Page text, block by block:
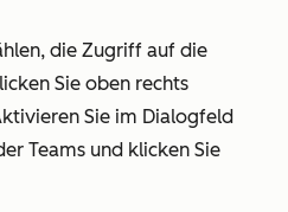
die Zugriff auf die
Sie oben rechts
Sie im Dialogfeld
Teams und klicken Sie